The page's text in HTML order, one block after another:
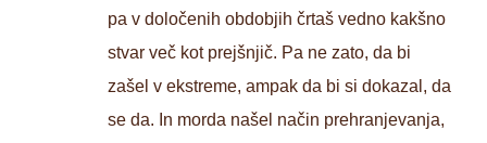
pa v določenih obdobjih črtaš vedno kakšno
stvar več kot prejšnjič. Pa ne zato, da bi
zašel v ekstreme, ampak da bi si dokazal, da
se da. In morda našel način prehranjevanja,